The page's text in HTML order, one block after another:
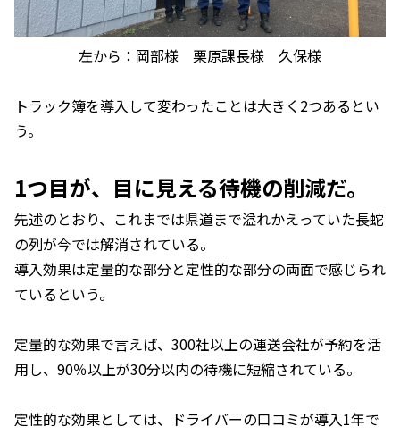
左から：岡部様 栗原課長様 久保様
トラック簿を導入して変わったことは大きく2つあるとい
う。
1つ目が、目に見える待機の削減だ。
先述のとおり、これまでは県道まで溢れかえっていた長蛇
の列が今では解消されている。
導入効果は定量的な部分と定性的な部分の両面で感じられ
ているという。
定量的な効果で言えば、300社以上の運送会社が予約を活
用し、90％以上が30分以内の待機に短縮されている。
定性的な効果としては、ドライバーの口コミが導入1年で